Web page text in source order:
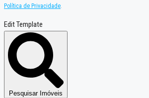
Política de Privacidade.
Edit Template
Pesquisar Imóveis